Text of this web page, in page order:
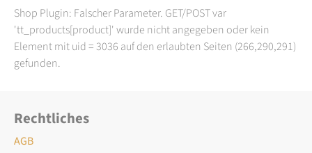
Shop Plugin: Falscher Parameter. GET/POST var
'tt_products[product]' wurde nicht angegeben oder kein
Element mit uid = 3036 auf den erlaubten Seiten (266,290,291)
gefunden.
Rechtliches
AGB